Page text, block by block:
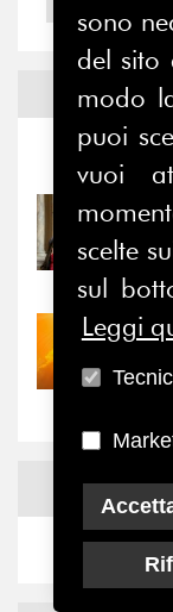
31/
il
30/
sono
del sito
modo
puoi
vuoi
scelte
sul
Leggi